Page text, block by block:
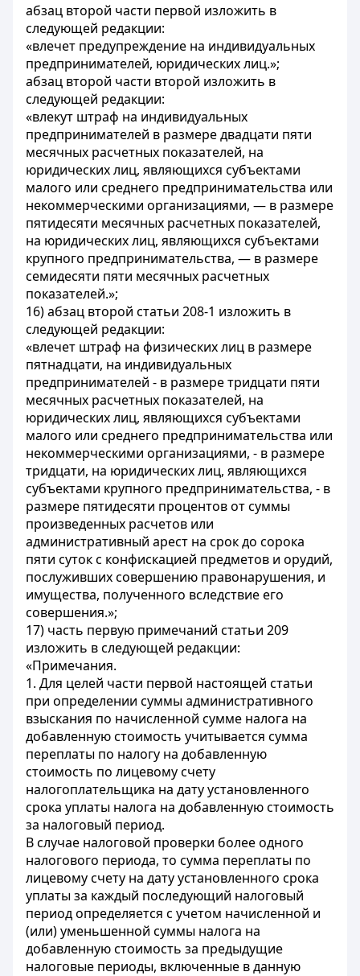
абзац второй части первой изложить в
следующей редакции:
«влечет предупреждение на индивидуальных
предпринимателей, юридических лиц.»;
абзац второй части второй изложить в
следующей редакции:
«влекут штраф на индивидуальных
предпринимателей в размере двадцати пяти
месячных расчетных показателей, на
юридических лиц, являющихся субъектами
малого или среднего предпринимательства или
некоммерческими организациями, — в размере
пятидесяти месячных расчетных показателей,
на юридических лиц, являющихся субъектами
крупного предпринимательства, — в размере
семидесяти пяти месячных расчетных
показателей.»;
16) абзац второй статьи 208-1 изложить в
следующей редакции:
«влечет штраф на физических лиц в размере
пятнадцати, на индивидуальных
предпринимателей - в размере тридцати пяти
месячных расчетных показателей, на
юридических лиц, являющихся субъектами
малого или среднего предпринимательства или
некоммерческими организациями, - в размере
тридцати, на юридических лиц, являющихся
субъектами крупного предпринимательства, - в
размере пятидесяти процентов от суммы
произведенных расчетов или
административный арест на срок до сорока
пяти суток с конфискацией предметов и орудий,
послуживших совершению правонарушения, и
имущества, полученного вследствие его
совершения.»;
17) часть первую примечаний статьи 209
изложить в следующей редакции:
«Примечания.
1. Для целей части первой настоящей статьи
при определении суммы административного
взыскания по начисленной сумме налога на
добавленную стоимость учитывается сумма
переплаты по налогу на добавленную
стоимость по лицевому счету
налогоплательщика на дату установленного
срока уплаты налога на добавленную стоимость
за налоговый период.
В случае налоговой проверки более одного
налогового периода, то сумма переплаты по
лицевому счету на дату установленного срока
уплаты за каждый последующий налоговый
период определяется с учетом начисленной и
(или) уменьшенной суммы налога на
добавленную стоимость за предыдущие
налоговые периоды, включенные в данную